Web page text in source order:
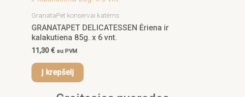
GranataPet konservai katėms
GRANATAPET DELICATESSEN Ėriena ir
kalakutiena 85g. x 6 vnt.
11,30€ su PVM
Į krepšelį